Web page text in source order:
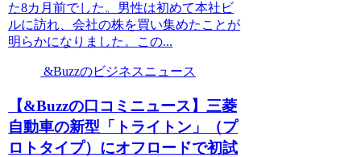
た8カ月前でした。男性は初めて本社ビ
ルに訪れ、会社の株を買い集めたことが
明らかになりました。この...
&Buzzのビジネスニュース
【&Buzzの口コミニュース】三菱
自動車の新型「トライトン」（プ
ロトタイプ）にオフロードで初試